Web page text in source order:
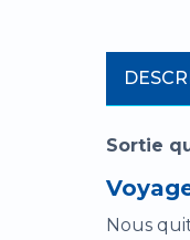
Sortie
Nous